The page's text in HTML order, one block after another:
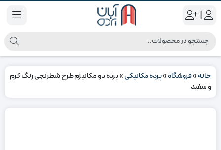
|
خانه»فروشگاه»پرده مکانیکی»پرده دو مکانیزم طرح شطرنجی رنگ کرم
و سفید